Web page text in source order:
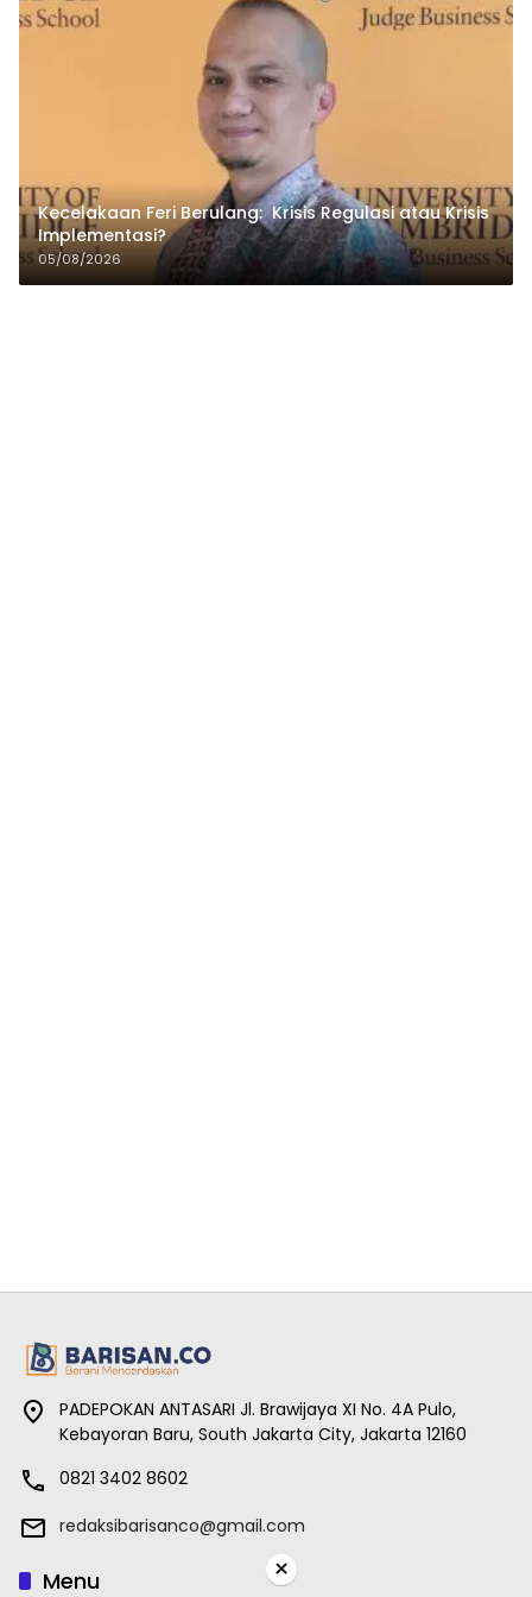
Kecelakaan Feri Berulang: Krisis Regulasi atau Krisis
Implementasi?
05/08/2026
PADEPOKAN ANTASARI Jl. Brawijaya XI No. 4A Pulo,
Kebayoran Baru, South Jakarta City, Jakarta 12160
0821 3402 8602
redaksibarisanco@gmail.com
Menu ×